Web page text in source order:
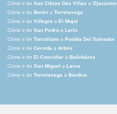
Cómo ir de San Cibrao Das Viñas a Ojacastro
Cómo ir de Berén a Torrelavega
Cómo ir de Viñegra a El Mujal
Cómo ir de San Pedro a Lerín
Cómo ir de Torcollano a Puebla Del Salvador
Cómo ir de Ceceda a Arties
Cómo ir de El Coscollar a Bañobárez
Cómo ir de San Miguel a Larva
Cómo ir de Torrelavega a Bordius